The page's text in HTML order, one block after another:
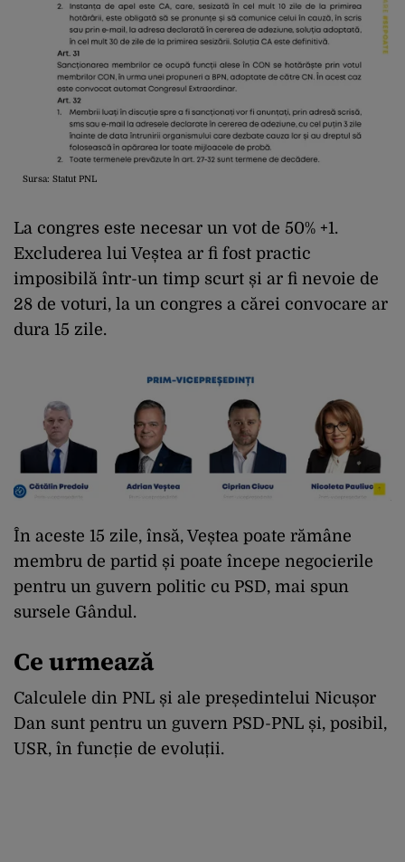
Sursa: Statut PNL
La congres este necesar un vot de 50% +1.
Excluderea lui Veștea ar fi fost practic
imposibilă într-un timp scurt și ar fi nevoie de
28 de voturi, la un congres a cărei convocare ar
dura 15 zile.
În aceste 15 zile, însă, Veștea poate rămâne
membru de partid și poate începe negocierile
pentru un guvern politic cu PSD, mai spun
sursele Gândul.
Ce urmează
Calculele din PNL și ale președintelui Nicușor
Dan sunt pentru un guvern PSD-PNL și, posibil,
USR, în funcție de evoluții.